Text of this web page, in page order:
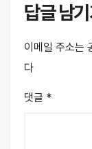
답글 남기
이메일 주소는
다
댓글 *